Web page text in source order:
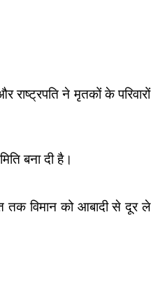
ने मृतकों के परिवारों
बना दी है।
तक विमान को आबादी से दूर ले